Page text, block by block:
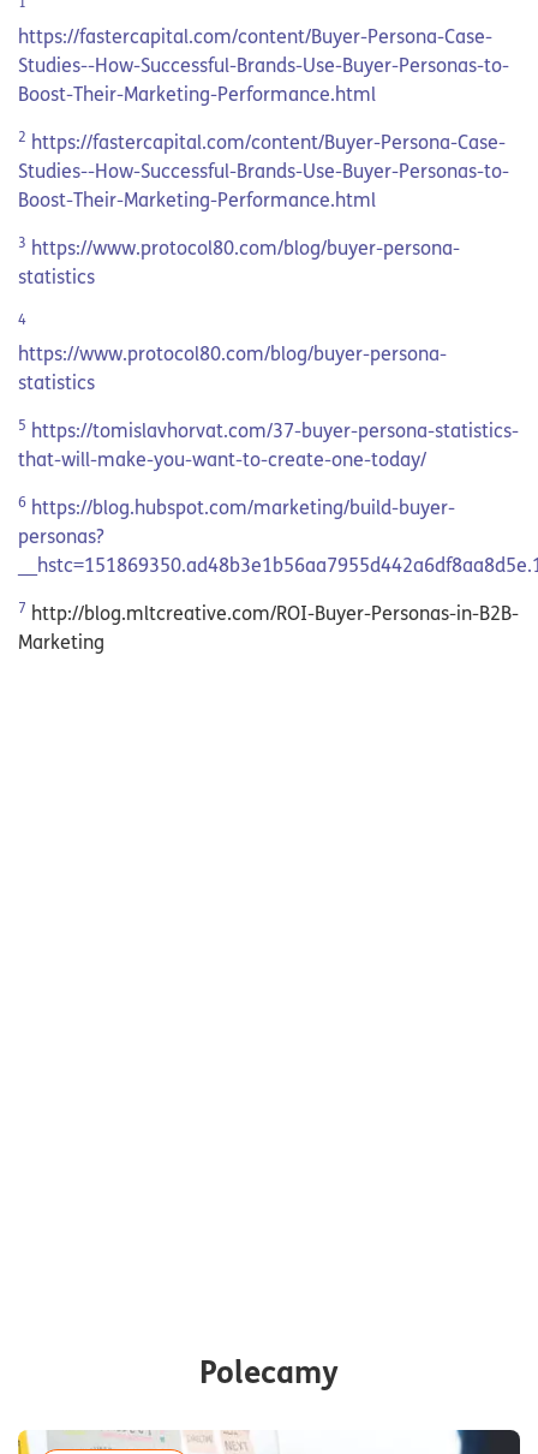
https://fastercapital.com/content/Buyer-Persona-Case-
Studies--How-Successful-Brands-Use-Buyer-Personas-to-
Boost-Their-Marketing-Performance.html
2 https://fastercapital.com/content/Buyer-Persona-Case-
Studies--How-Successful-Brands-Use-Buyer-Personas-to-
Boost-Their-Marketing-Performance.html
3 https://www.protocol80.com/blog/buyer-persona-
statistics
4
https://www.protocol80.com/blog/buyer-persona-
statistics
5 https://tomislavhorvat.com/37-buyer-persona-statistics-
that-will-make-you-want-to-create-one-today/
6 https://blog.hubspot.com/marketing/build-buyer-
personas?
7 http://blog.mltcreative.com/ROI-Buyer-Personas-in-B2B-
Marketing
Polecamy